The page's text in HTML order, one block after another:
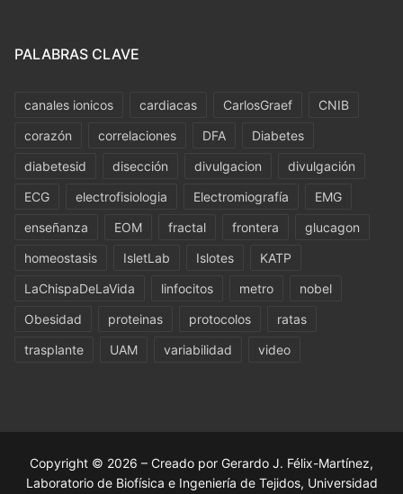
PALABRAS CLAVE
canales ionicos cardiacas CarlosGraef
CNIB
corazón
correlaciones DFA
Diabetes
diabetesid
disección divulgacion
divulgación
ECG
electrofisiologia Electromiografía
EMG
enseñanza
EOM fractal frontera
glucagon
homeostasis
IsletLab Islotes
KATP
LaChispaDeLaVida
linfocitos metro
nobel
Obesidad
proteinas protocolos
ratas
trasplante
UAM variabilidad video
Copyright © 2026 – Creado por Gerardo J. Félix-Martínez,
Laboratorio de Biofísica e Ingeniería de Tejidos, Universidad